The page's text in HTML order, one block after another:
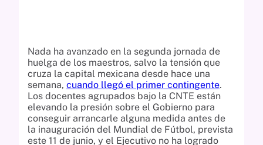
Nada ha avanzado en la segunda jornada de
huelga de los maestros, salvo la tensión que
cruza la capital mexicana desde hace una
semana, cuando llegó el primer contingente.
Los docentes agrupados bajo la CNTE están
elevando la presión sobre el Gobierno para
conseguir arrancarle alguna medida antes de
la inauguración del Mundial de Fútbol, prevista
este 11 de junio, y el Ejecutivo no ha logrado